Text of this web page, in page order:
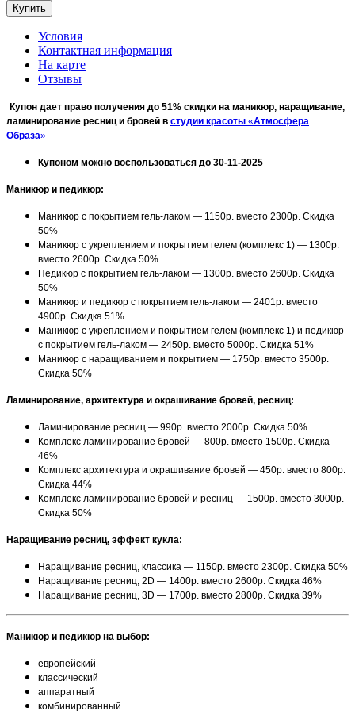
Условия
Контактная информация
На карте
Отзывы
Купон дает право получения до 51% скидки на маникюр, наращивание,
ламинирование ресниц и бровей в студии красоты «Атмосфера
Образа»
Купоном можно воспользоваться до 30-11-2025
Маникюр и педикюр:
Маникюр с покрытием гель-лаком — 1150р. вместо 2300р. Скидка
50%
Маникюр с укреплением и покрытием гелем (комплекс 1) — 1300р.
вместо 2600р. Скидка 50%
Педикюр с покрытием гель-лаком — 1300р. вместо 2600р. Скидка
50%
Маникюр и педикюр с покрытием гель-лаком — 2401р. вместо
4900р. Скидка 51%
Маникюр с укреплением и покрытием гелем (комплекс 1) и педикюр
с покрытием гель-лаком — 2450р. вместо 5000р. Скидка 51%
Маникюр с наращиванием и покрытием — 1750р. вместо 3500р.
Скидка 50%
Ламинирование, архитектура и окрашивание бровей, ресниц:
Ламинирование ресниц — 990р. вместо 2000р. Скидка 50%
Комплекс ламинирование бровей — 800р. вместо 1500р. Скидка
46%
Комплекс архитектура и окрашивание бровей — 450р. вместо 800р.
Скидка 44%
Комплекс ламинирование бровей и ресниц — 1500р. вместо 3000р.
Скидка 50%
Наращивание ресниц, эффект кукла:
Наращивание ресниц, классика — 1150р. вместо 2300р. Скидка 50%
Наращивание ресниц, 2D — 1400р. вместо 2600р. Скидка 46%
Наращивание ресниц, 3D — 1700р. вместо 2800р. Скидка 39%
Маникюр и педикюр на выбор:
европейский
классический
аппаратный
комбинированный